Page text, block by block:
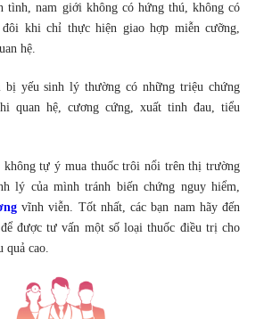
tình, nam giới không có hứng thú, không có
khi chỉ thực hiện giao hợp miễn cưỡng,
hệ.
yếu sinh lý thường có những triệu chứng
quan hệ, cương cứng, xuất tinh đau, tiểu
tự ý mua thuốc trôi nổi trên thị trường
lý của mình tránh biến chứng nguy hiểm,
vĩnh viễn. Tốt nhất, các bạn nam hãy đến
được tư vấn một số loại thuốc điều trị cho
quả cao.